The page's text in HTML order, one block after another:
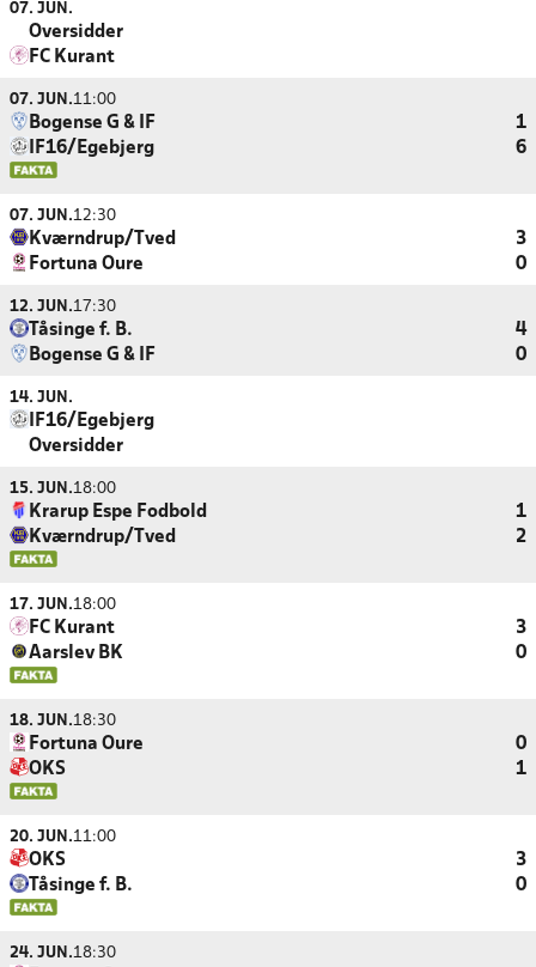
07. JUN.
Oversidder
FC Kurant
07. JUN.11:00
Bogense G & IF
1
IF16/Egebjerg
6
07. JUN.12:30
Kværndrup/Tved
3
Fortuna Oure
0
12. JUN.17:30
Tåsinge f. B.
4
Bogense G & IF
0
14. JUN.
IF16/Egebjerg
Oversidder
15. JUN.18:00
Krarup Espe Fodbold
1
Kværndrup/Tved
2
17. JUN.18:00
FC Kurant
3
Aarslev BK
0
18. JUN.18:30
Fortuna Oure
0
OKS
1
20. JUN.11:00
OKS
3
Tåsinge f. B.
0
24. JUN.18:30